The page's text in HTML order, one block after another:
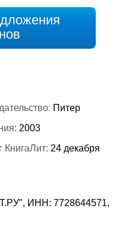
Питер
2003
КнигаЛит: 24 декабря
ИНН: 7728644571,